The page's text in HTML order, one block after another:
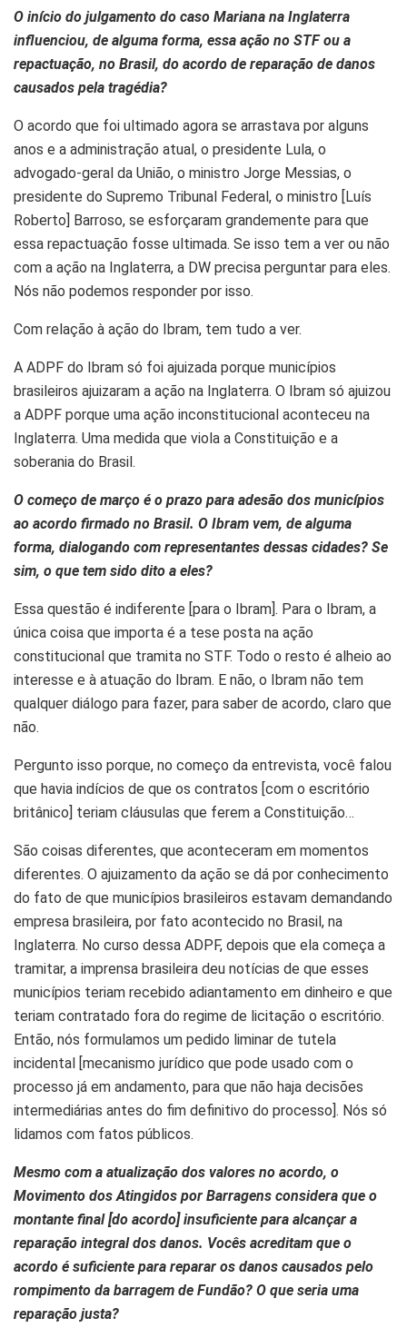
O início do julgamento do caso Mariana na Inglaterra
influenciou, de alguma forma, essa ação no STF ou a
repactuação, no Brasil, do acordo de reparação de danos
causados pela tragédia?
O acordo que foi ultimado agora se arrastava por alguns
anos e a administração atual, o presidente Lula, o
advogado-geral da União, o ministro Jorge Messias, o
presidente do Supremo Tribunal Federal, o ministro [Luís
Roberto] Barroso, se esforçaram grandemente para que
essa repactuação fosse ultimada. Se isso tem a ver ou não
com a ação na Inglaterra, a DW precisa perguntar para eles.
Nós não podemos responder por isso.
Com relação à ação do Ibram, tem tudo a ver.
A ADPF do Ibram só foi ajuizada porque municípios
brasileiros ajuizaram a ação na Inglaterra. O Ibram só ajuizou
a ADPF porque uma ação inconstitucional aconteceu na
Inglaterra. Uma medida que viola a Constituição e a
soberania do Brasil.
O começo de março é o prazo para adesão dos municípios
ao acordo firmado no Brasil. O Ibram vem, de alguma
forma, dialogando com representantes dessas cidades? Se
sim, o que tem sido dito a eles?
Essa questão é indiferente [para o Ibram]. Para o Ibram, a
única coisa que importa é a tese posta na ação
constitucional que tramita no STF. Todo o resto é alheio ao
interesse e à atuação do Ibram. E não, o Ibram não tem
qualquer diálogo para fazer, para saber de acordo, claro que
não.
Pergunto isso porque, no começo da entrevista, você falou
que havia indícios de que os contratos [com o escritório
britânico] teriam cláusulas que ferem a Constituição…
São coisas diferentes, que aconteceram em momentos
diferentes. O ajuizamento da ação se dá por conhecimento
do fato de que municípios brasileiros estavam demandando
empresa brasileira, por fato acontecido no Brasil, na
Inglaterra. No curso dessa ADPF, depois que ela começa a
tramitar, a imprensa brasileira deu notícias de que esses
municípios teriam recebido adiantamento em dinheiro e que
teriam contratado fora do regime de licitação o escritório.
Então, nós formulamos um pedido liminar de tutela
incidental [mecanismo jurídico que pode usado com o
processo já em andamento, para que não haja decisões
intermediárias antes do fim definitivo do processo]. Nós só
lidamos com fatos públicos.
Mesmo com a atualização dos valores no acordo, o
Movimento dos Atingidos por Barragens considera que o
montante final [do acordo] insuficiente para alcançar a
reparação integral dos danos. Vocês acreditam que o
acordo é suficiente para reparar os danos causados pelo
rompimento da barragem de Fundão? O que seria uma
reparação justa?